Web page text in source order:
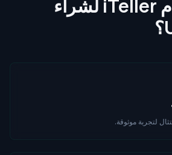
لماذا استخدام iTeller لشراء
لتجربة موثوقة.